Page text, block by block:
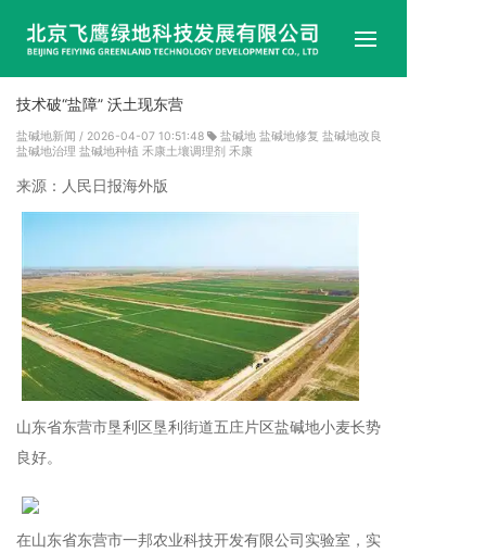
技术破“盐障” 沃土现东营
盐碱地新闻 / 2026-04-07 10:51:48 盐碱地 盐碱地修复 盐碱地改良
盐碱地治理 盐碱地种植 禾康土壤调理剂 禾康
来源：人民日报海外版
山东省东营市垦利区垦利街道五庄片区盐碱地小麦长势
良好。
在山东省东营市一邦农业科技开发有限公司实验室，实